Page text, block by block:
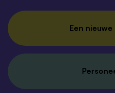
Een nieuwe